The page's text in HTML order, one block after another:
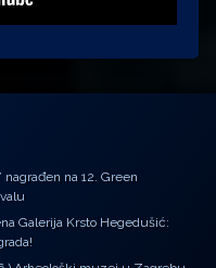
nagrađen na 12. Green
Galerija Krsto Hegedušić: